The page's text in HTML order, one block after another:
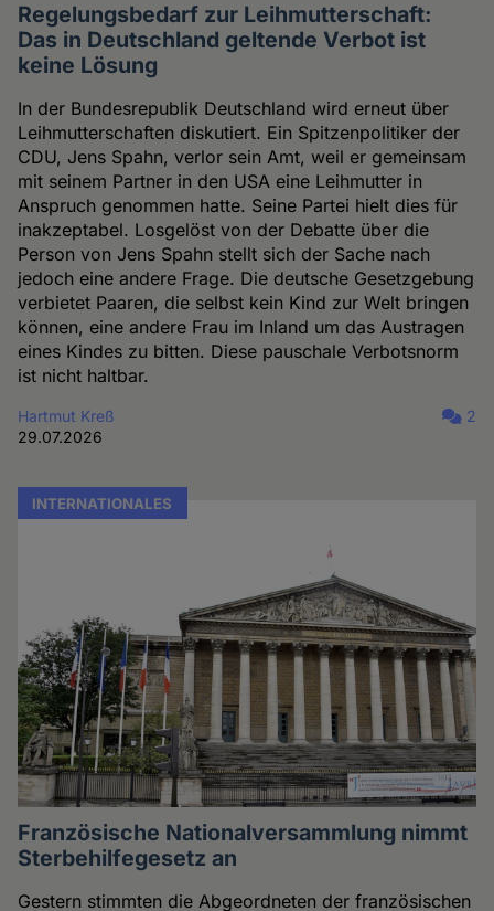
Regelungsbedarf zur Leihmutterschaft:
Das in Deutschland geltende Verbot ist
keine Lösung
In der Bundesrepublik Deutschland wird erneut über
Leihmutterschaften diskutiert. Ein Spitzenpolitiker der
CDU, Jens Spahn, verlor sein Amt, weil er gemeinsam
mit seinem Partner in den USA eine Leihmutter in
Anspruch genommen hatte. Seine Partei hielt dies für
inakzeptabel. Losgelöst von der Debatte über die
Person von Jens Spahn stellt sich der Sache nach
jedoch eine andere Frage. Die deutsche Gesetzgebung
verbietet Paaren, die selbst kein Kind zur Welt bringen
können, eine andere Frau im Inland um das Austragen
eines Kindes zu bitten. Diese pauschale Verbotsnorm
ist nicht haltbar.
Hartmut Kreß
29.07.2026
2
INTERNATIONALES
Französische Nationalversammlung nimmt
Sterbehilfegesetz an
Gestern stimmten die Abgeordneten der französischen